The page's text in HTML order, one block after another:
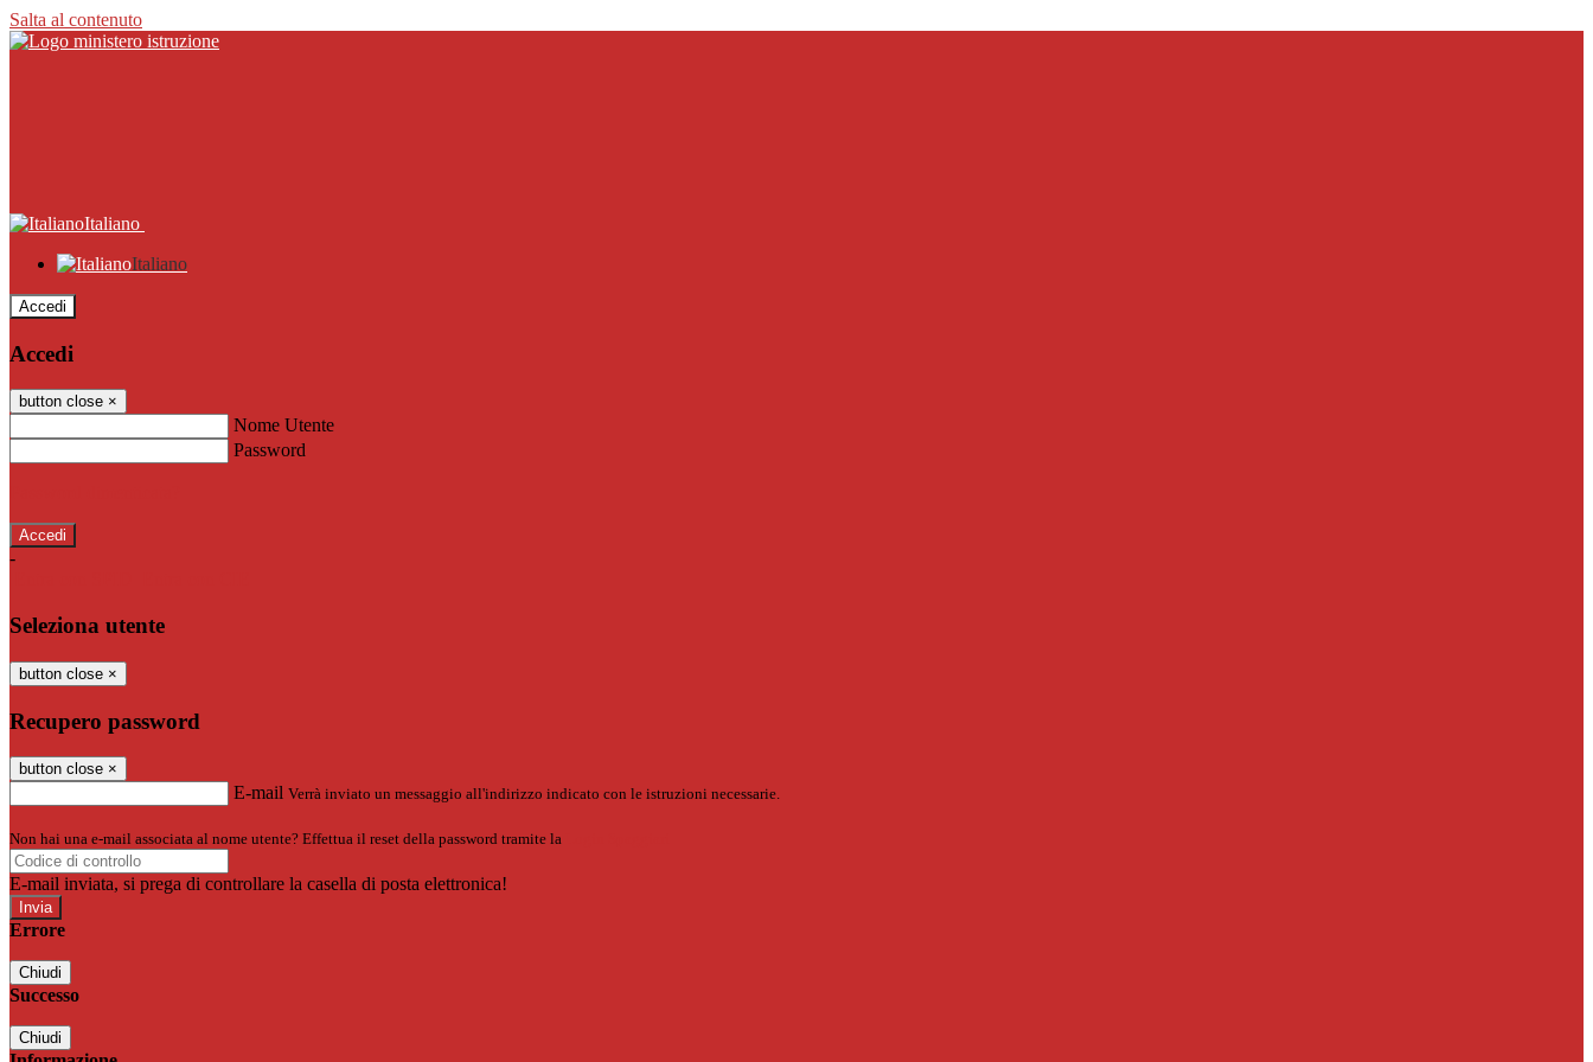
Salta al contenuto
Italiano
Italiano
Accedi
Accedi
button close ×
Nome Utente
Password
-
Seleziona utente
button close ×
Recupero password
button close ×
E-mail Verrà inviato un messaggio all'indirizzo indicato con le istruzioni necessarie.
Non hai una e-mail associata al nome utente? Effettua il reset della password tramite la
E-mail inviata, si prega di controllare la casella di posta elettronica!
Errore
Chiudi
Successo
Chiudi